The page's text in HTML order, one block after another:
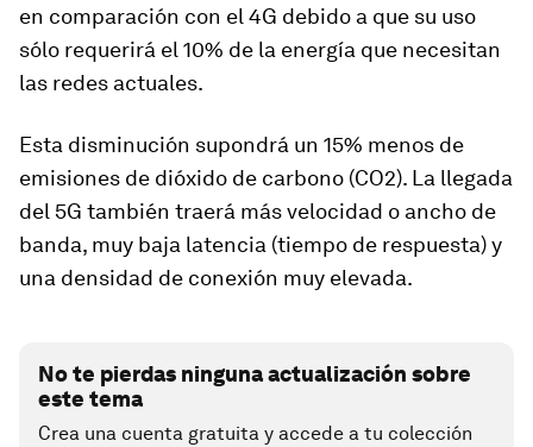
en comparación con el 4G debido a que su uso
sólo requerirá el 10% de la energía que necesitan
las redes actuales.
Esta disminución supondrá un 15% menos de
emisiones de dióxido de carbono (CO2). La llegada
del 5G también traerá más velocidad o ancho de
banda, muy baja latencia (tiempo de respuesta) y
una densidad de conexión muy elevada.
No te pierdas ninguna actualización sobre
este tema
Crea una cuenta gratuita y accede a tu colección